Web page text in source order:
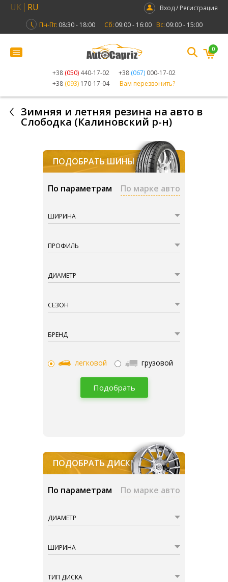
UK RU
Вход / Регистрация
Пн-Пт: 08:30 - 18:00 Сб: 09:00 - 16:00 Вс: 09:00 - 15:00
+38 (050) 440-17-02 +38 (067) 000-17-02
+38 (093) 170-17-04 Вам перезвонить?
0
Зимняя и летняя резина на авто в
Слободка (Калиновский р-н)
ПОДОБРАТЬ ШИНЫ
По параметрам По марке авто
ШИРИНА
ПРОФИЛЬ
ДИАМЕТР
СЕЗОН
БРЕНД
легковой грузовой
Подобрать
ПОДОБРАТЬ ДИСКИ
По параметрам По марке авто
ДИАМЕТР
ШИРИНА
ТИП ДИСКА